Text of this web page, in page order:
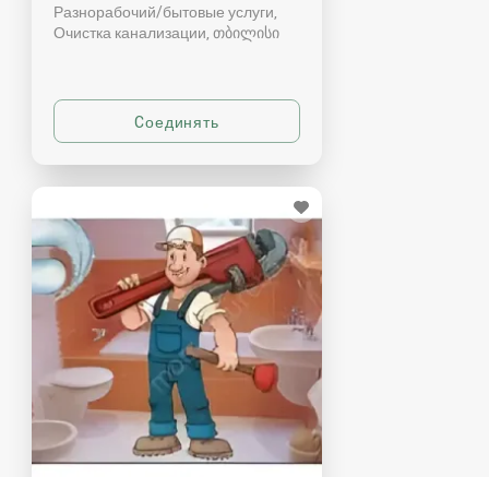
Разнорабочий/бытовые услуги,
Очистка канализации თბილისი